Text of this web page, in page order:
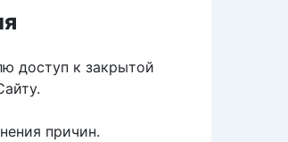
доступ к закрытой
причин.